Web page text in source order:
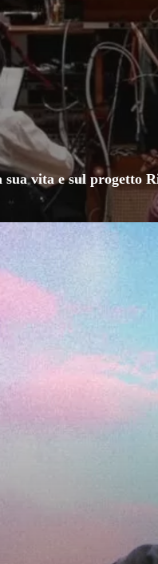
vita e sul progetto